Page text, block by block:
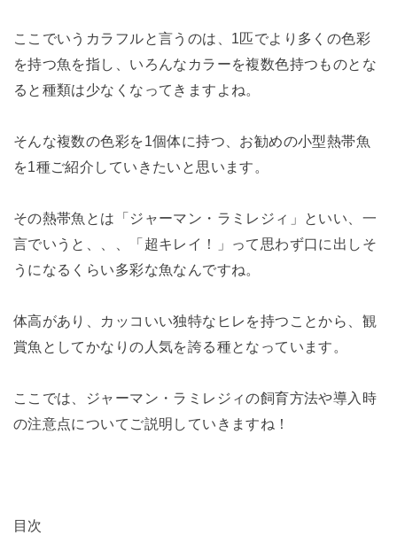
ここでいうカラフルと言うのは、1匹でより多くの色彩
を持つ魚を指し、いろんなカラーを複数色持つものとな
ると種類は少なくなってきますよね。
そんな複数の色彩を1個体に持つ、お勧めの小型熱帯魚
を1種ご紹介していきたいと思います。
その熱帯魚とは「ジャーマン・ラミレジィ」といい、一
言でいうと、、、「超キレイ！」って思わず口に出しそ
うになるくらい多彩な魚なんですね。
体高があり、カッコいい独特なヒレを持つことから、観
賞魚としてかなりの人気を誇る種となっています。
ここでは、ジャーマン・ラミレジィの飼育方法や導入時
の注意点についてご説明していきますね！
目次